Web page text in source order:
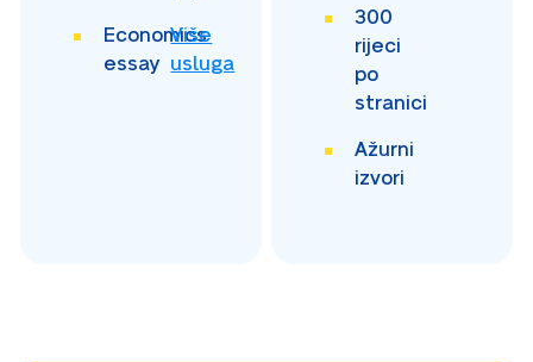
Economics
essay
Više
usluga
300
rijeci
po
stranici
Ažurni
izvori